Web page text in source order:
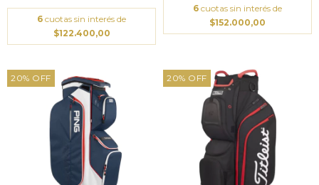
6 cuotas sin interés de
$122.400,00
6 cuotas sin interés de
$152.000,00
20% OFF 20% OFF